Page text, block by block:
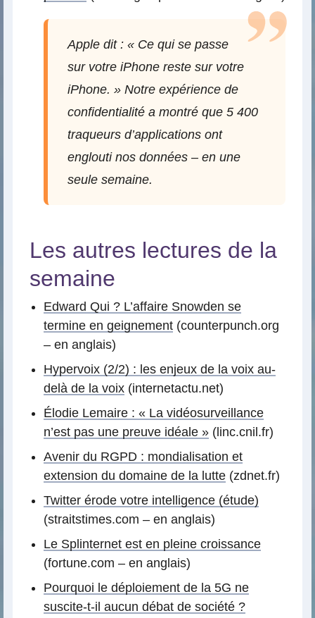
Apple dit : « Ce qui se passe
sur votre iPhone reste sur votre
iPhone. » Notre expérience de
confidentialité a montré que 5 400
traqueurs d’applications ont
englouti nos données – en une
seule semaine.
Les autres lectures de la
semaine
Edward Qui ? L’affaire Snowden se
termine en geignement (counterpunch.org
– en anglais)
Hypervoix (2/2) : les enjeux de la voix au-
delà de la voix (internetactu.net)
Élodie Lemaire : « La vidéosurveillance
n’est pas une preuve idéale » (linc.cnil.fr)
Avenir du RGPD : mondialisation et
extension du domaine de la lutte (zdnet.fr)
Twitter érode votre intelligence (étude)
(straitstimes.com – en anglais)
Le Splinternet est en pleine croissance
(fortune.com – en anglais)
Pourquoi le déploiement de la 5G ne
suscite-t-il aucun débat de société ?